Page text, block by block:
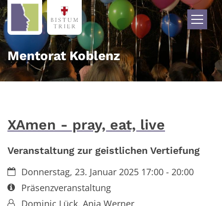
Zum Inhalt springen
Mentorat Koblenz
XAmen - pray, eat, live
Veranstaltung zur geistlichen Vertiefung
Datum:Donnerstag, 23. Januar 2025 17:00 - 20:00
Art bzw. Nummer:
Präsenzveranstaltung
Von: